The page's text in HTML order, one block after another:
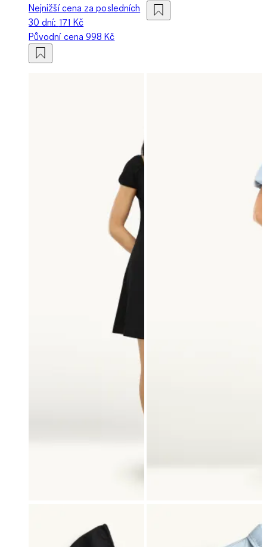
Nejnižší cena za posledních
30 dní: 171 Kč
Původní cena998 Kč